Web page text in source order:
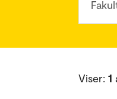
Viser: 1